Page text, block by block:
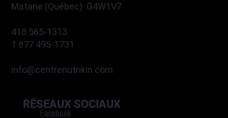
Matane (Québec) G4W1V7
418 565-1313
1 877 495-1731
info@centrenutrikin.com
RÉSEAUX SOCIAUX
Facebook